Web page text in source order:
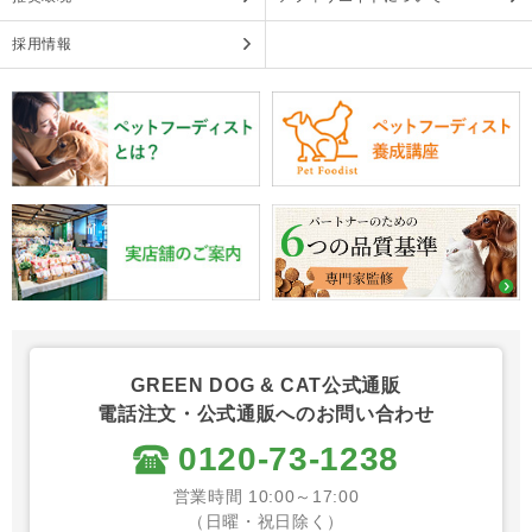
採用情報
GREEN DOG & CAT公式通販
電話注文・公式通販へのお問い合わせ
0120-73-1238
営業時間 10:00～17:00
（日曜・祝日除く）